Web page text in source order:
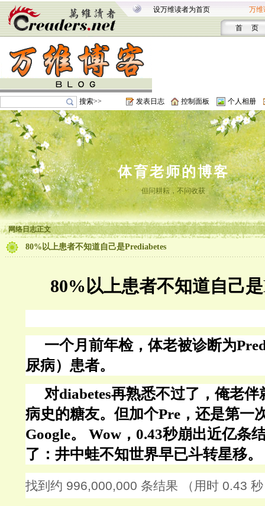
设万维读者为首页 万维
首 页
搜索>> 发表日志 控制面板 个人相册
体育老师的博客
但问耕耘，不问收获
网络日志正文
80%以上患者不知道自己是Prediabetes
80%以上患者不知道自己是
一个月前年检，体老被诊断为
尿病）患者。
对diabetes再熟悉不过了，俺老
病史的糖友。但加个Pre，还是第一
Google。 Wow，0.43秒崩出近亿条
了：井中蛙不知世界早已斗转星移。
找到约 996,000,000 条结果 （用时 0.43